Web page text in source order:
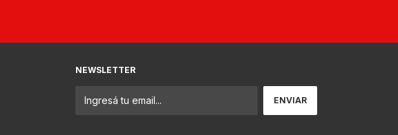
NEWSLETTER